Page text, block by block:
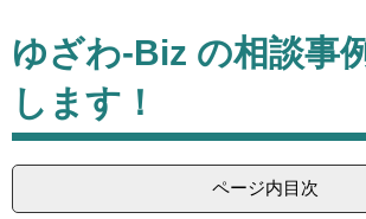
。
て
本
文
ゆざわ‐Biz の相談事
します！
ページ内目次